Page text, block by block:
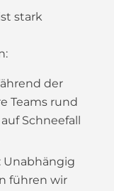
stark
der
Teams rund
Schneefall
: Unabhängig
führen wir